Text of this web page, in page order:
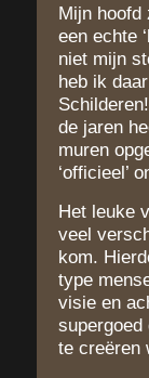
Mijn
een echte
niet mijn
heb ik
de jaren
muren
‘officieel’
Het leuke
veel
kom.
type
visie en
supergoed
te creëren